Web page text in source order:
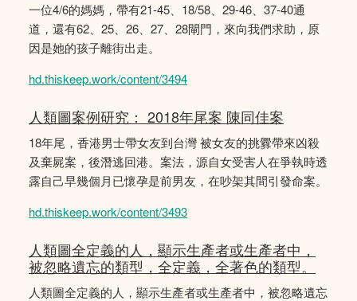
一位4/6的媽媽，帶有21-45、18/58、29-46、37-40通
道，還有62、25、26、27、28閘門，來向我們求助，原
因是她的孩子離街出走。
hd.thiskeep.work/content/3494
人類圖案例研究： 2018年尾案 陳同佳案
18年尾，香港男士帶女友到台灣 被女友的挑釁帶來凶殺
及棄屍案，後潛逃回港。案法，源自女受害人在爭執時透
露自己早幾個月已懷孕是前男友，在吵架其間引發命案。
hd.thiskeep.work/content/3493
人類圖全定義的人，顯示生產者或生產者中，
被忽略遺忘的類型，全定義，全著色的類型。
人類圖全定義的人，顯示生產者或生產者中，被忽略遺忘